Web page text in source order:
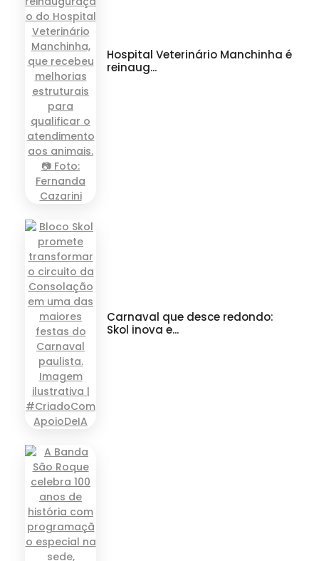
Hospital Veterinário Manchinha é
reinaug...
Carnaval que desce redondo:
Skol inova e...